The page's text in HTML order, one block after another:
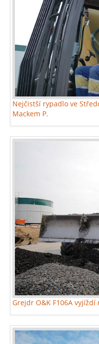
Nejčistší rypadlo ve
Mackem P.
Grejdr O&K F106A vyjíždí